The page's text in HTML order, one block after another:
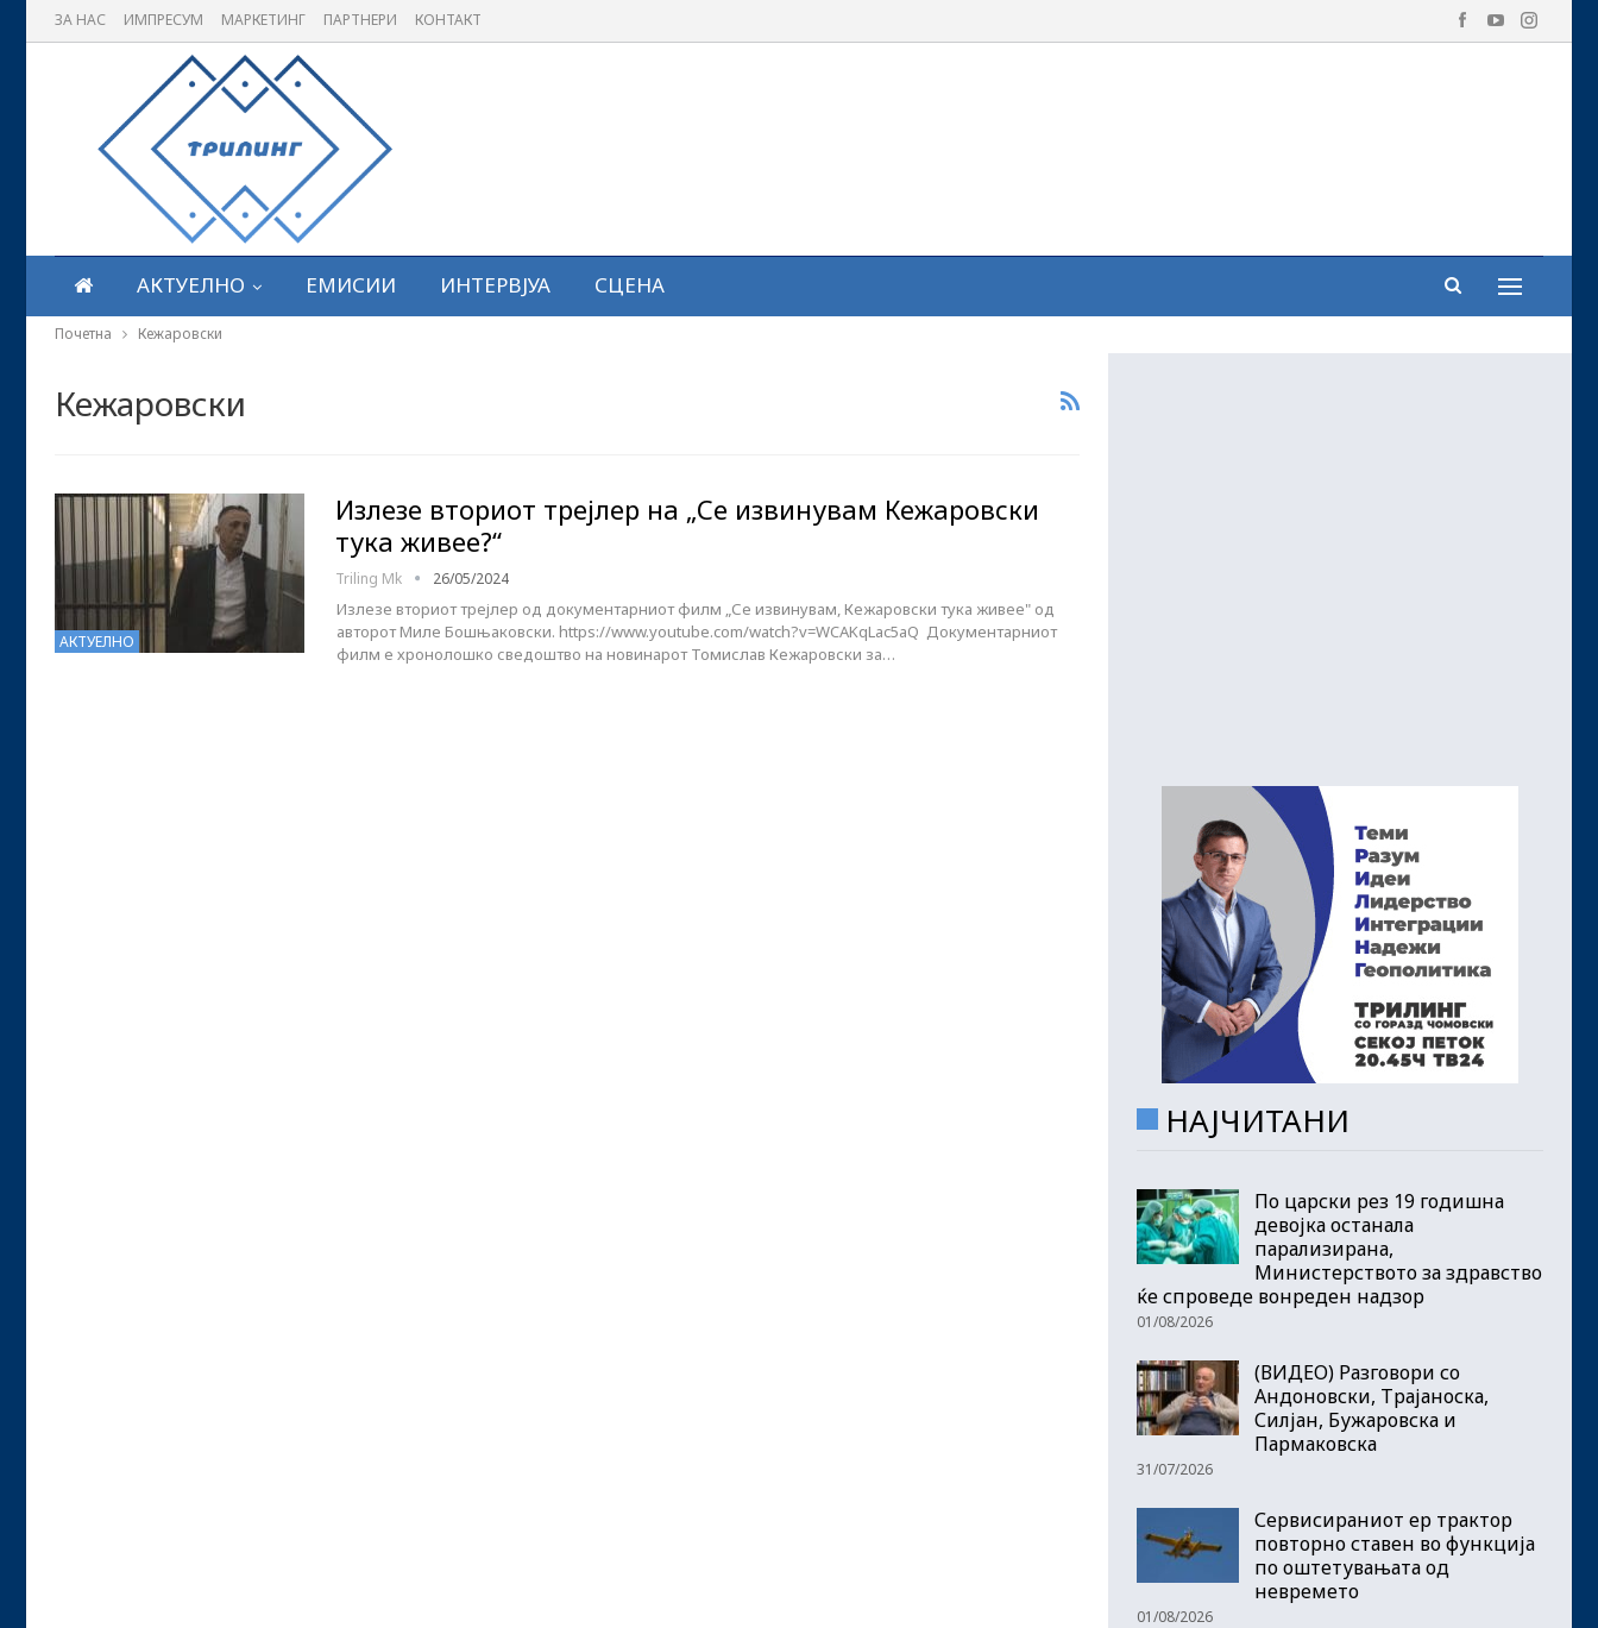
ЗА НАС ИМПРЕСУМ МАРКЕТИНГ ПАРТНЕРИ КОНТАКТ
АКТУЕЛНО ЕМИСИИ ИНТЕРВЈУА СЦЕНА
Почетна Кежаровски
Кежаровски
АКТУЕЛНО
Излезе вториот трејлер на „Се извинувам Кежаровски
тука живее?“
Triling Mk 26/05/2024
Излезе вториот трејлер од документарниот филм „Се извинувам, Кежаровски тука живее" од
авторот Миле Бошњаковски. https://www.youtube.com/watch?v=WCAKqLac5aQ Документарниот
филм е хронолошко сведоштво на новинарот Томислав Кежаровски за…
НАЈЧИТАНИ
По царски рез 19 годишна
девојка останала
парализирана,
Министерството за здравство
ќе спроведе вонреден надзор
01/08/2026
(ВИДЕО) Разговори со
Андоновски, Трајаноска,
Силјан, Бужаровска и
Пармаковска
31/07/2026
Сервисираниот ер трактор
повторно ставен во функција
по оштетувањата од
невремето
01/08/2026